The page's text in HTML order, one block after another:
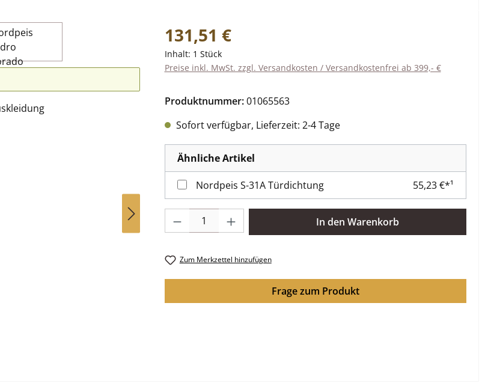
Regulärer Preis:
131,51 €
Inhalt: 1 Stück
Preise inkl. MwSt. zzgl. Versandkosten / Versandkostenfrei ab 399,- €
Produktnummer:01065563
Sofort verfügbar, Lieferzeit: 2-4 Tage
Ähnliche Artikel
Nordpeis S-31A Türdichtung 55,23 €*¹
Produkt Anzahl: Gib den gewünschten Wert ein oder benutze die
In den Warenkorb
Zum Merkzettel hinzufügen
Frage zum Produkt